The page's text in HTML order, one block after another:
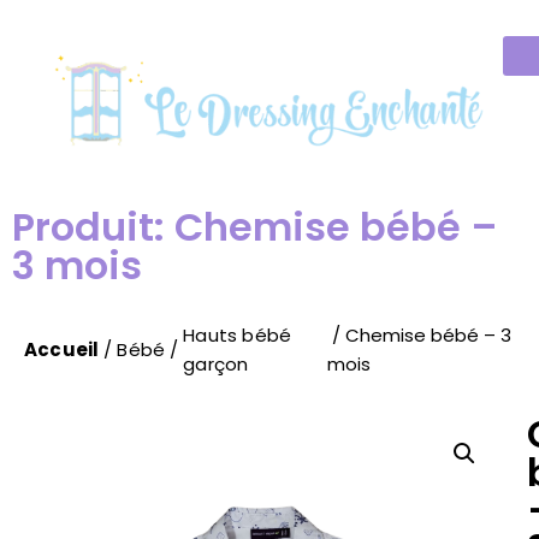
Produit: Chemise bébé –
3 mois
Accueil /Bébé /
Hauts bébé
garçon
/ Chemise bébé – 3
mois